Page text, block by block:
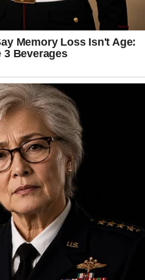
meio de uma
Truth Social. No texto,
será lembrado sempre
durante as
do Dia da
A publicação
aos familiares e aos
não se limitou
artista também
da Broadway,
como cantor e ator.
ajudou a ampliar ainda
artístico